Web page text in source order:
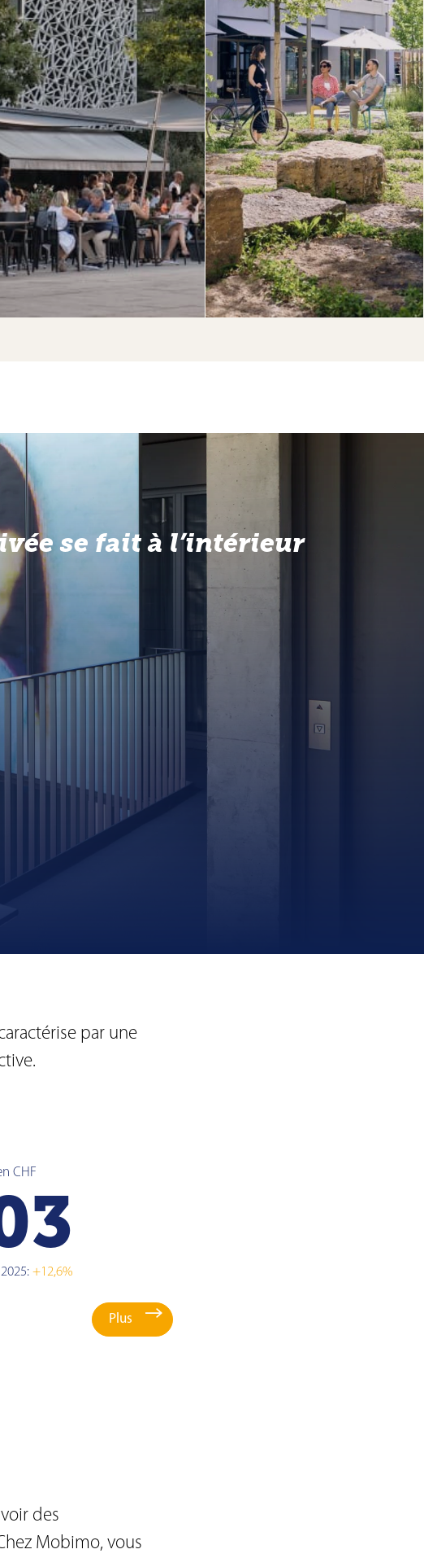
Lausanne. En constante
évolution, il est devenu
au cours des dix
dernières années, un
quartier vivant et
attrayant.
commerciaux et des
bureaux tendance ont
été construits sur
l’ancien site de l’usine de
Labitzke Farben AG à
Zurich. Les célèbres
architectes Gigon/Guyer
en sont les concepteurs.
Plus
se fait à l’intérieur
par une
CHF
+12,6%
Plus
des
Mobimo, vous